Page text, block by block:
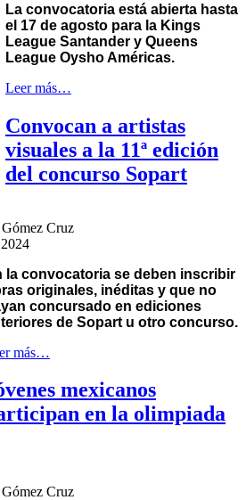
La convocatoria está abierta hasta
el 17 de agosto para la Kings
League Santander y Queens
League Oysho Américas.
Leer más…
Convocan a artistas
visuales a la 11ª edición
del concurso Sopart
Cruz
la convocatoria se deben inscribir
originales, inéditas y que no
concursado en ediciones
de Sopart u otro concurso.
más…
mexicanos
en la olimpiada
Cruz